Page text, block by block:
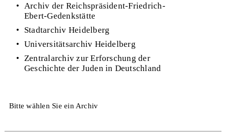
• Archiv der Reichspräsident-Friedrich-
Ebert-Gedenkstätte
•
Stadtarchiv Heidelberg
• Universitätsarchiv Heidelberg
• Zentralarchiv zur Erforschung der
Geschichte der Juden in Deutschland
Bitte wählen Sie ein Archiv